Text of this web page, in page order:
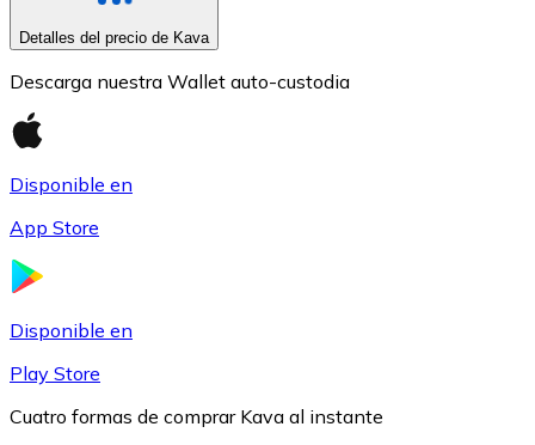
Detalles del precio de Kava
Descarga nuestra Wallet auto-custodia
Disponible en
App Store
Disponible en
Play Store
Cuatro formas de comprar Kava al instante